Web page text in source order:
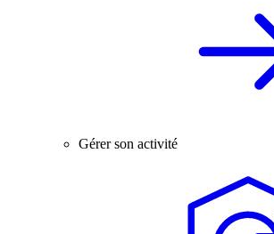
Gérer son activité